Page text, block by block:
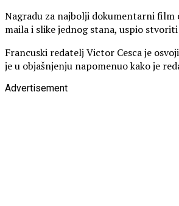
Nagradu za najbolji dokumentarni film
maila i slike jednog stana, uspio
Francuski redatelj Victor Cesca je
je u objašnjenju napomenuo kako je
Advertisement